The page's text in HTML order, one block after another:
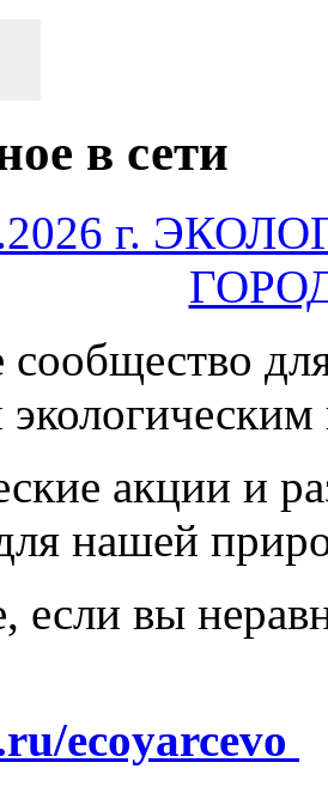
в сети
сообщество
акции и
нашей
если вы
ecoyarcevo